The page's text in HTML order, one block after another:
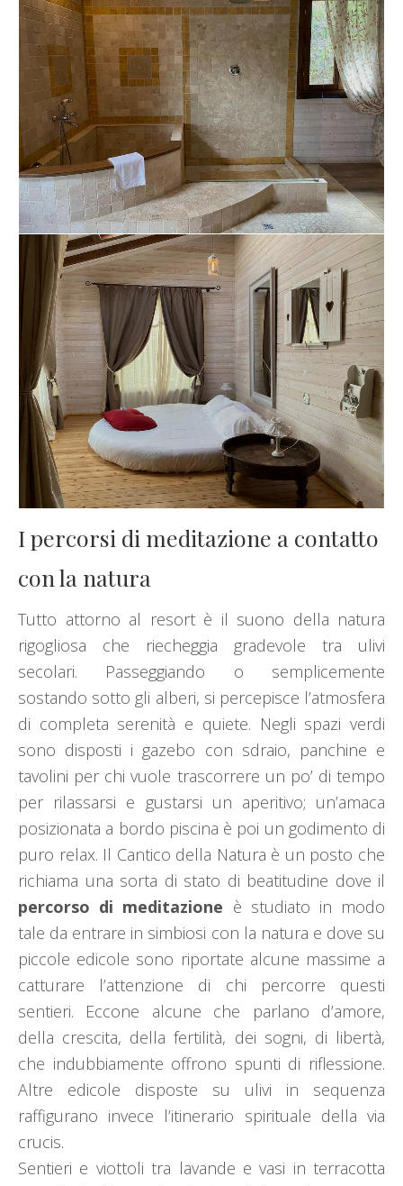
I percorsi di meditazione a contatto
con la natura
Tutto attorno al resort è il suono della natura
rigogliosa che riecheggia gradevole tra ulivi
secolari. Passeggiando o semplicemente
sostando sotto gli alberi, si percepisce l’atmosfera
di completa serenità e quiete. Negli spazi verdi
sono disposti i gazebo con sdraio, panchine e
tavolini per chi vuole trascorrere un po’ di tempo
per rilassarsi e gustarsi un aperitivo; un’amaca
posizionata a bordo piscina è poi un godimento di
puro relax. Il Cantico della Natura è un posto che
richiama una sorta di stato di beatitudine dove il
percorso di meditazione è studiato in modo
tale da entrare in simbiosi con la natura e dove su
piccole edicole sono riportate alcune massime a
catturare l’attenzione di chi percorre questi
sentieri. Eccone alcune che parlano d’amore,
della crescita, della fertilità, dei sogni, di libertà,
che indubbiamente offrono spunti di riflessione.
Altre edicole disposte su ulivi in sequenza
raffigurano invece l’itinerario spirituale della via
crucis.
Sentieri e viottoli tra lavande e vasi in terracotta